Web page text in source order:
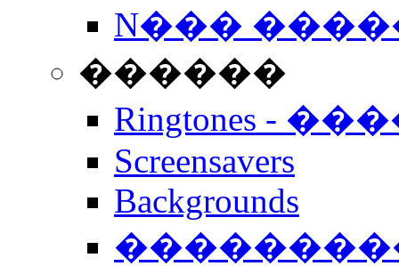
N���
������
Ringtones -
Screensavers
Backgrounds